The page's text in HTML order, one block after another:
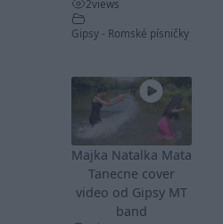
2views
Gipsy - Romské písničky
Majka Natalka Mata
Tanecne cover
video od Gipsy MT
band